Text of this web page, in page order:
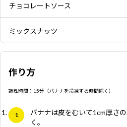
チョコレートソース
ミックスナッツ
作り方
調理時間：15分（バナナを冷凍する時間除く）
バナナは皮をむいて1cm厚さ
く。